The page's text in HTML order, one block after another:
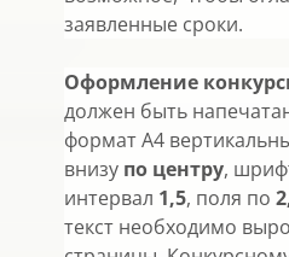
заявленные сроки.
Оформление
должен быть
формат A4
внизу по центру,
интервал 1,5, поля по
текст необходимо